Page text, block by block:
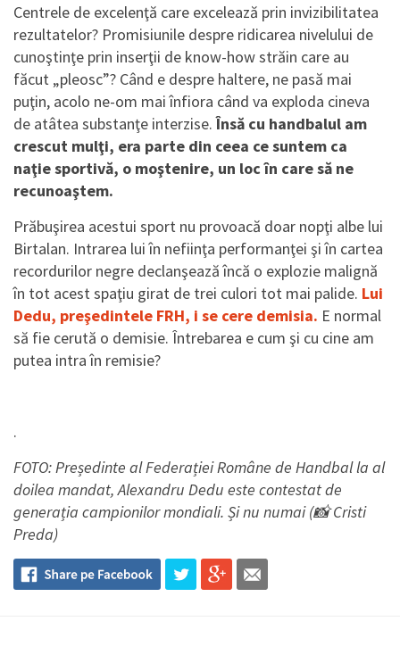
Centrele de excelenţă care excelează prin invizibilitatea
rezultatelor? Promisiunile despre ridicarea nivelului de
cunoştinţe prin inserţii de know-how străin care au
făcut „pleosc”? Când e despre haltere, ne pasă mai
puţin, acolo ne-om mai înfiora când va exploda cineva
de atâtea substanţe interzise.Însă cu handbalul am
crescut mulţi, era parte din ceea ce suntem ca
naţie sportivă, o moştenire, un loc în care să ne
recunoaştem.
Prăbuşirea acestui sport nu provoacă doar nopţi albe lui
Birtalan. Intrarea lui în nefiinţa performanţei şi în cartea
recordurilor negre declanşează încă o explozie malignă
în tot acest spaţiu girat de trei culori tot mai palide. Lui
Dedu, preşedintele FRH, i se cere demisia. E normal
să fie cerută o demisie. Întrebarea e cum şi cu cine am
putea intra în remisie?
.
FOTO: Președinte al Federației Române de Handbal la al
doilea mandat, Alexandru Dedu este contestat de
generația campionilor mondiali. Și nu numai (📸 Cristi
Preda)